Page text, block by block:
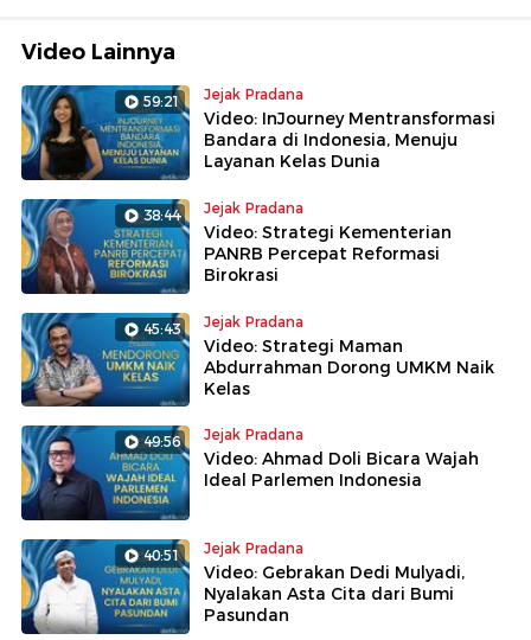
Video Lainnya
59:21 Jejak Pradana
Video: InJourney Mentransformasi
Bandara di Indonesia, Menuju
Layanan Kelas Dunia
38:44 Jejak Pradana
Video: Strategi Kementerian
PANRB Percepat Reformasi
Birokrasi
45:43 Jejak Pradana
Video: Strategi Maman
Abdurrahman Dorong UMKM Naik
Kelas
49:56 Jejak Pradana
Video: Ahmad Doli Bicara Wajah
Ideal Parlemen Indonesia
40:51 Jejak Pradana
Video: Gebrakan Dedi Mulyadi,
Nyalakan Asta Cita dari Bumi
Pasundan